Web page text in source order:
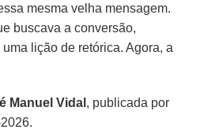
mesma velha mensagem.
buscava a conversão,
lição de retórica. Agora, a
Manuel Vidal , publicada por